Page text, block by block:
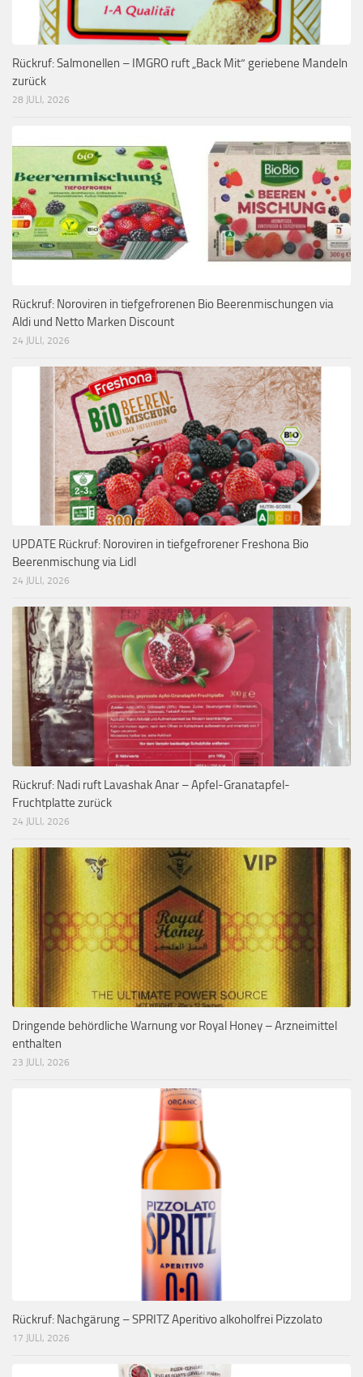
Rückruf: Salmonellen – IMGRO ruft „Back Mit“ geriebene Mandeln
zurück
28 JULI, 2026
Rückruf: Noroviren in tiefgefrorenen Bio Beerenmischungen via
Aldi und Netto Marken Discount
24 JULI, 2026
UPDATE Rückruf: Noroviren in tiefgefrorener Freshona Bio
Beerenmischung via Lidl
24 JULI, 2026
Rückruf: Nadi ruft Lavashak Anar – Apfel-Granatapfel-
Fruchtplatte zurück
24 JULI, 2026
Dringende behördliche Warnung vor Royal Honey – Arzneimittel
enthalten
23 JULI, 2026
Rückruf: Nachgärung – SPRITZ Aperitivo alkoholfrei Pizzolato
17 JULI, 2026